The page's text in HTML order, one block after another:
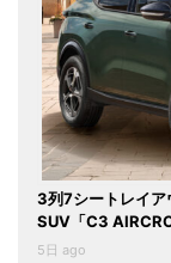
3列7シートレイア
SUV「C3
5日 ago